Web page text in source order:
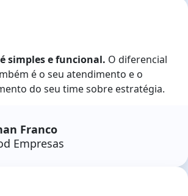
simples e funcional. O diferencial
é o seu atendimento e o
do seu time sobre estratégia.
Franco
Empresas